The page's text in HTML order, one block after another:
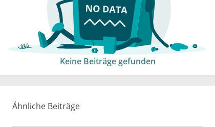
Keine Beiträge gefunden
Ähnliche Beiträge